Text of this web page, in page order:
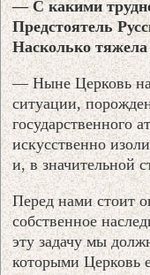
— С какими
Предстоятель
Насколько
— Ныне Церковь
ситуации,
государственного
искусственно
и, в значительной
Перед нами стоит
собственное
эту задачу мы
которыми Церковь